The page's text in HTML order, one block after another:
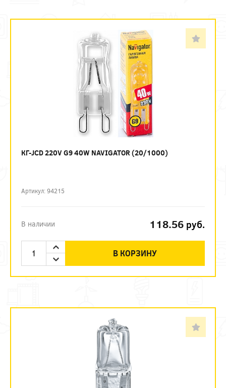
КГ-JCD 220V G9 40W NAVIGATOR (20/1000)
Артикул: 94215
В наличии 118.56 руб.
В КОРЗИНУ